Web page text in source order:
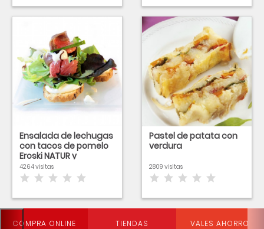
Ensalada de lechugas
con tacos de pomelo
Eroski NATUR y
anchoas
4264 visitas
Pastel de patata con
verdura
2809 visitas
COMPRA ONLINE TIENDAS VALES AHORRO